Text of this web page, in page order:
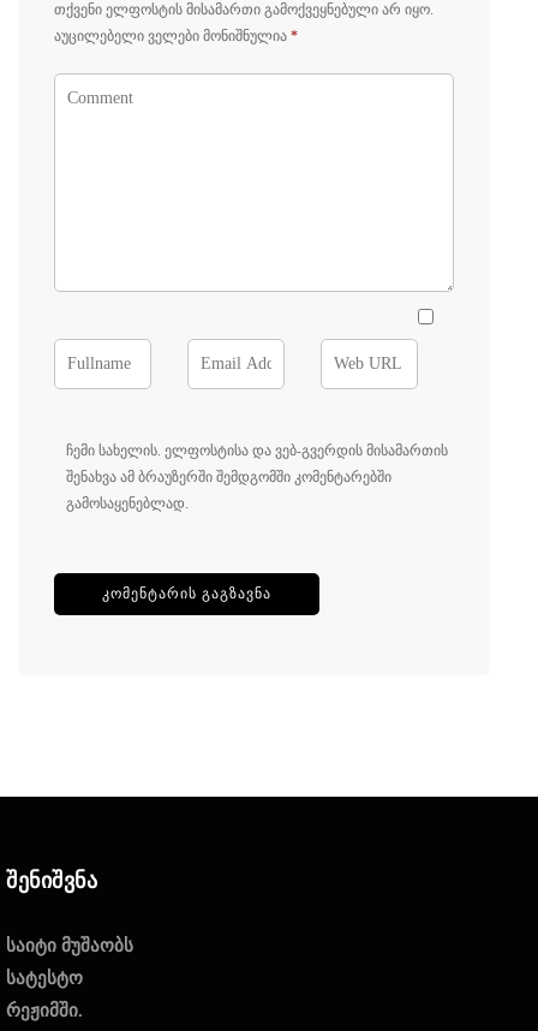
Თქვენი Ელფოსტის Მისამართი Გამოქვეყნებული Არ Იყო.
Აუცილებელი Ველები Მონიშნულია *
ჩემი სახელის. ელფოსტისა და ვებ-გვერდის მისამართის
შენახვა ამ ბრაუზერში შემდგომში კომენტარებში
გამოსაყენებლად.
Შენიშვნა
საიტი მუშაობს
სატესტო
რეჟიმში.